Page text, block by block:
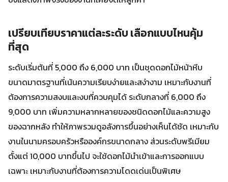
เปรียบเทียบราคาแต่ละระดับ เลือกแบบไหนคุ้ม
ที่สุด
ระดับเริ่มต้นที่ 5,000 ถึง 6,000 บาท เป็นชุดดอกไม้หน้าหีบ
ขนาดมาตรฐานที่เน้นความเรียบง่ายและสง่างาม เหมาะกับงานที่
ต้องการความสงบและงบที่ควบคุมได้ ระดับกลางที่ 6,000 ถึง
9,000 บาท เพิ่มความหลากหลายของชนิดดอกไม้และความสูง
ของฉากหลัง ทำให้ภาพรวมดูอลังการขึ้นอย่างเห็นได้ชัด เหมาะกับ
งานในนามครอบครัวหรือองค์กรขนาดกลาง ส่วนระดับพรีเมียม
ตั้งแต่ 10,000 บาทขึ้นไป จะใช้ดอกไม้นำเข้าและการออกแบบ
เฉพาะ เหมาะกับงานที่ต้องการความโดดเด่นเป็นพิเศษ